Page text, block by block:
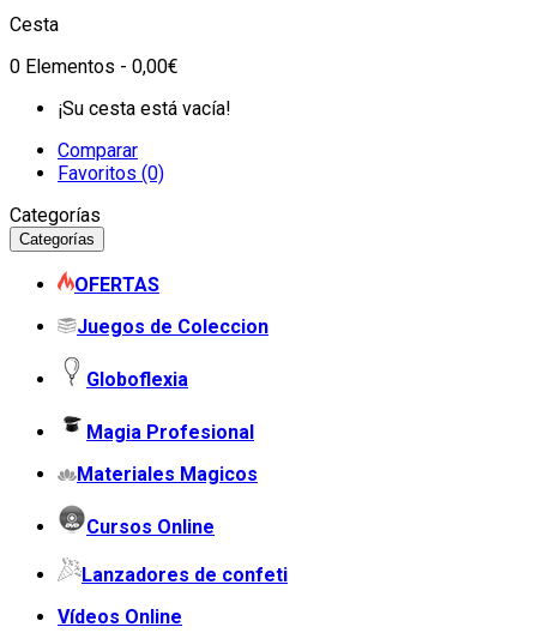
Cesta
0 Elementos - 0,00€
¡Su cesta está vacía!
Comparar
Favoritos (0)
Categorías
Categorías
OFERTAS
Juegos de Coleccion
Globoflexia
Magia Profesional
Materiales Magicos
Cursos Online
Lanzadores de confeti
Vídeos Online